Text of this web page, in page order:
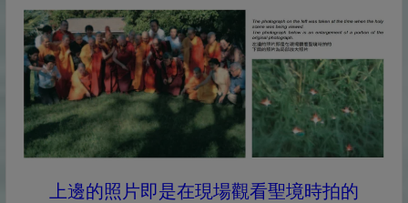
上邊的照片即是在現場觀看聖境時拍的